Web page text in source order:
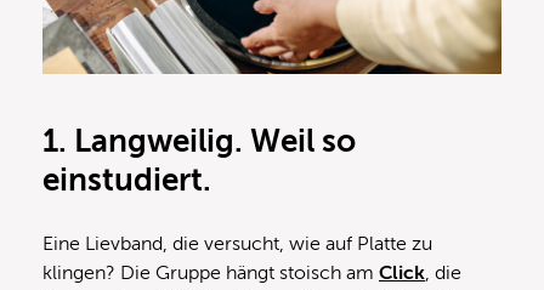
1. Langweilig. Weil so
einstudiert.
Eine Lievband, die versucht, wie auf Platte zu
klingen? Die Gruppe hängt stoisch am Click, die